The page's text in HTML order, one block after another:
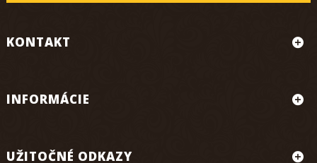
KONTAKT
INFORMÁCIE
UŽITOČNÉ ODKAZY